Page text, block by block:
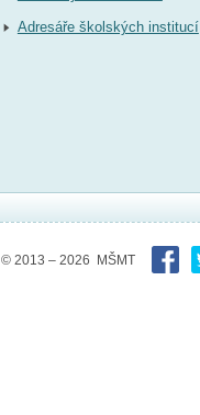
Adresáře školských institucí
© 2013 – 2026 MŠMT